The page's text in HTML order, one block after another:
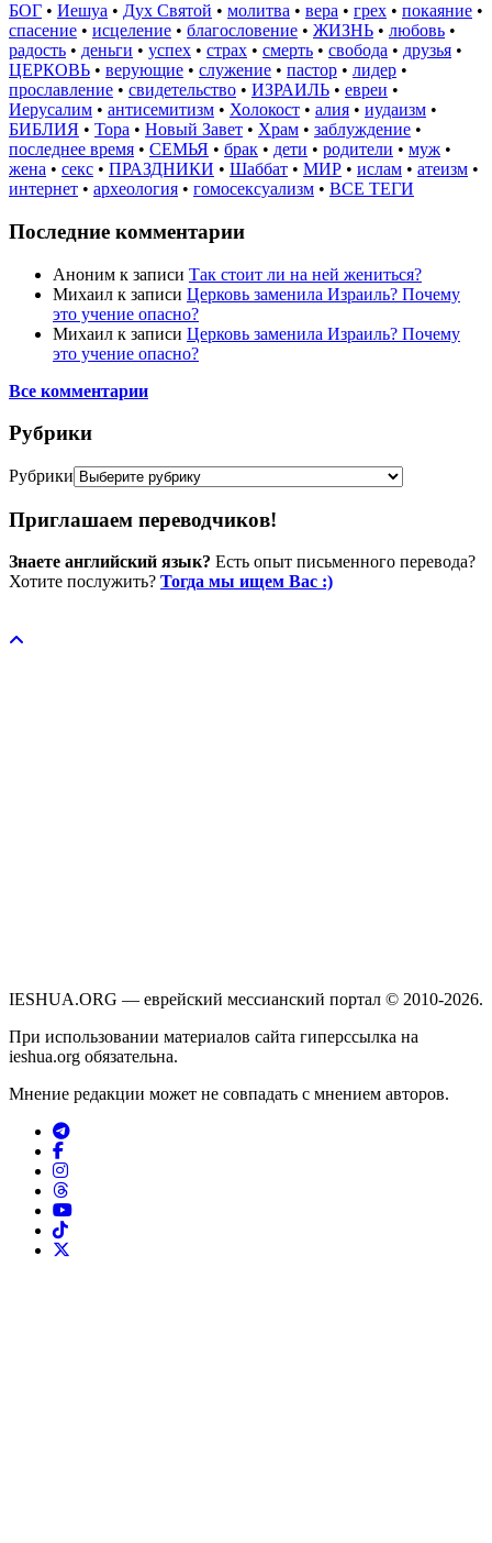
БОГ • Иешуа • Дух Святой • молитва • вера • грех • покаяние •
спасение • исцеление • благословение • ЖИЗНЬ • любовь •
радость • деньги • успех • страх • смерть • свобода • друзья •
ЦЕРКОВЬ • верующие • служение • пастор • лидер •
прославление • свидетельство • ИЗРАИЛЬ • евреи •
Иерусалим • антисемитизм • Холокост • алия • иудаизм •
БИБЛИЯ • Тора • Новый Завет • Храм • заблуждение •
последнее время • СЕМЬЯ • брак • дети • родители • муж •
жена • секс • ПРАЗДНИКИ • Шаббат • МИР • ислам • атеизм •
интернет • археология • гомосексуализм • ВСЕ ТЕГИ
Последние комментарии
Аноним к записи Так стоит ли на ней жениться?
Михаил к записи Церковь заменила Израиль? Почему
это учение опасно?
Михаил к записи Церковь заменила Израиль? Почему
это учение опасно?
Все комментарии
Рубрики
Рубрики
Приглашаем переводчиков!
Знаете английский язык? Есть опыт письменного перевода?
Хотите послужить? Тогда мы ищем Вас :)
IESHUA.ORG — еврейский мессианский портал © 2010-2026.
При использовании материалов сайта гиперссылка на
ieshua.org обязательна.
Мнение редакции может не совпадать с мнением авторов.